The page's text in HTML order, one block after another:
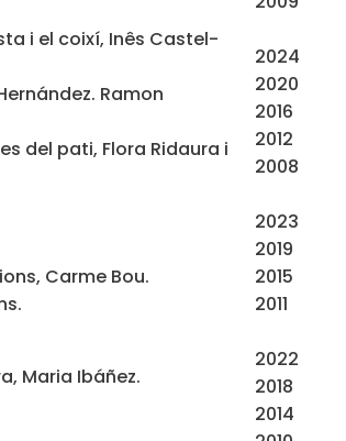
i el coixí, Inês Castel-
Ramon
del pati, Flora Ridaura i
Carme Bou.
Maria Ibáñez.
2024
2020
2016
2012
2008
2023
2019
2015
2011
2022
2018
2014